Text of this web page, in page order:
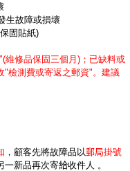
生故障或損壞
固貼紙)
"(維修品保固三個月)； 已缺料或
"檢測費或寄返之郵資"。建議
， 顧客先將故障品 以郵局掛號
一新品再次寄給收件人 。